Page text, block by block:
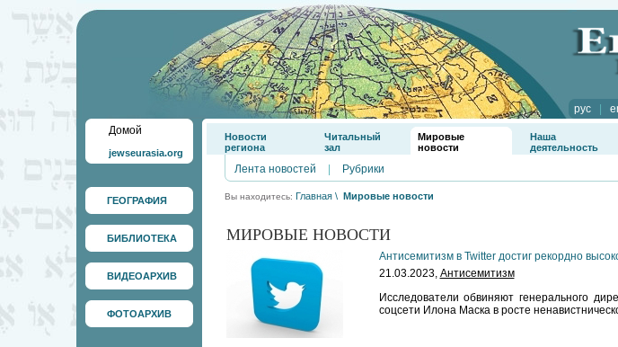
рус|
Домой
jewseurasia.org
ГЕОГРАФИЯ
БИБЛИОТЕКА
ВИДЕОАРХИВ
ФОТОАРХИВ
Новости
региона
Читальный
зал
Мировые
новости
Наша
деятельность
Лента новостей Рубрики
Вы находитесь: Главная \ Мировые новости
МИРОВЫЕ НОВОСТИ
Антисемитизм в Twitter достиг рекордно
21.03.2023, Антисемитизм
Исследователи обвиняют генерального
соцсети Илона Маска в росте